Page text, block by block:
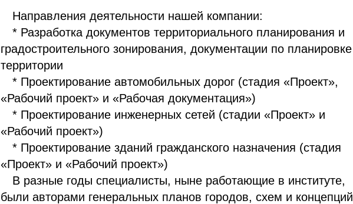
Направления деятельности нашей компании:
* Разработка документов территориального планирования и
градостроительного зонирования, документации по планировке
территории
* Проектирование автомобильных дорог (стадия «Проект»,
«Рабочий проект» и «Рабочая документация»)
* Проектирование инженерных сетей (стадии «Проект» и
«Рабочий проект»)
* Проектирование зданий гражданского назначения (стадия
«Проект» и «Рабочий проект»)
В разные годы специалисты, ныне работающие в институте,
были авторами генеральных планов городов, схем и концепций